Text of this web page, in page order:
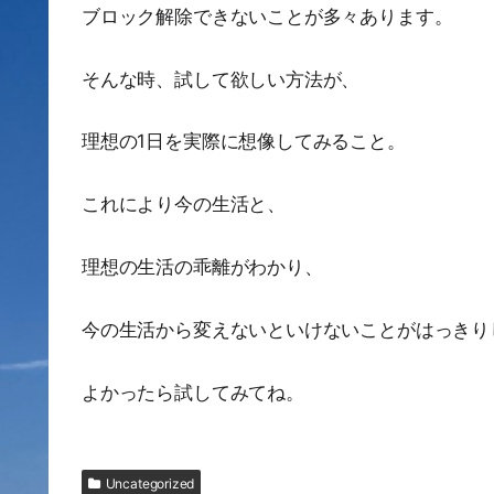
ブロック解除できないことが多々あります。
そんな時、試して欲しい方法が、
理想の1日を実際に想像してみること。
これにより今の生活と、
理想の生活の乖離がわかり、
今の生活から変えないといけないことがはっき
よかったら試してみてね。
Uncategorized